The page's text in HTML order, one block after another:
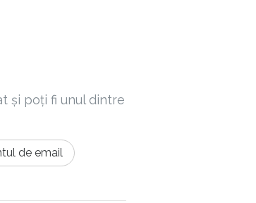
și poți fi unul dintre
de email